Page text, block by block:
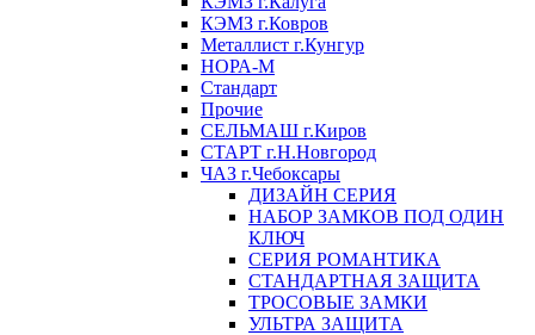
КЭМЗ г.Ковров
Металлист г.Кунгур
НОРА-М
Стандарт
Прочие
СЕЛЬМАШ г.Киров
СТАРТ г.Н.Новгород
ЧАЗ г.Чебоксары
ДИЗАЙН СЕРИЯ
НАБОР ЗАМКОВ ПОД ОДИН
КЛЮЧ
СЕРИЯ РОМАНТИКА
СТАНДАРТНАЯ ЗАЩИТА
ТРОСОВЫЕ ЗАМКИ
УЛЬТРА ЗАЩИТА